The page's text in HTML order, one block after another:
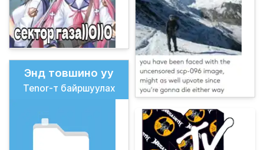
Энд товшино уу
Tenor-т байршуулах